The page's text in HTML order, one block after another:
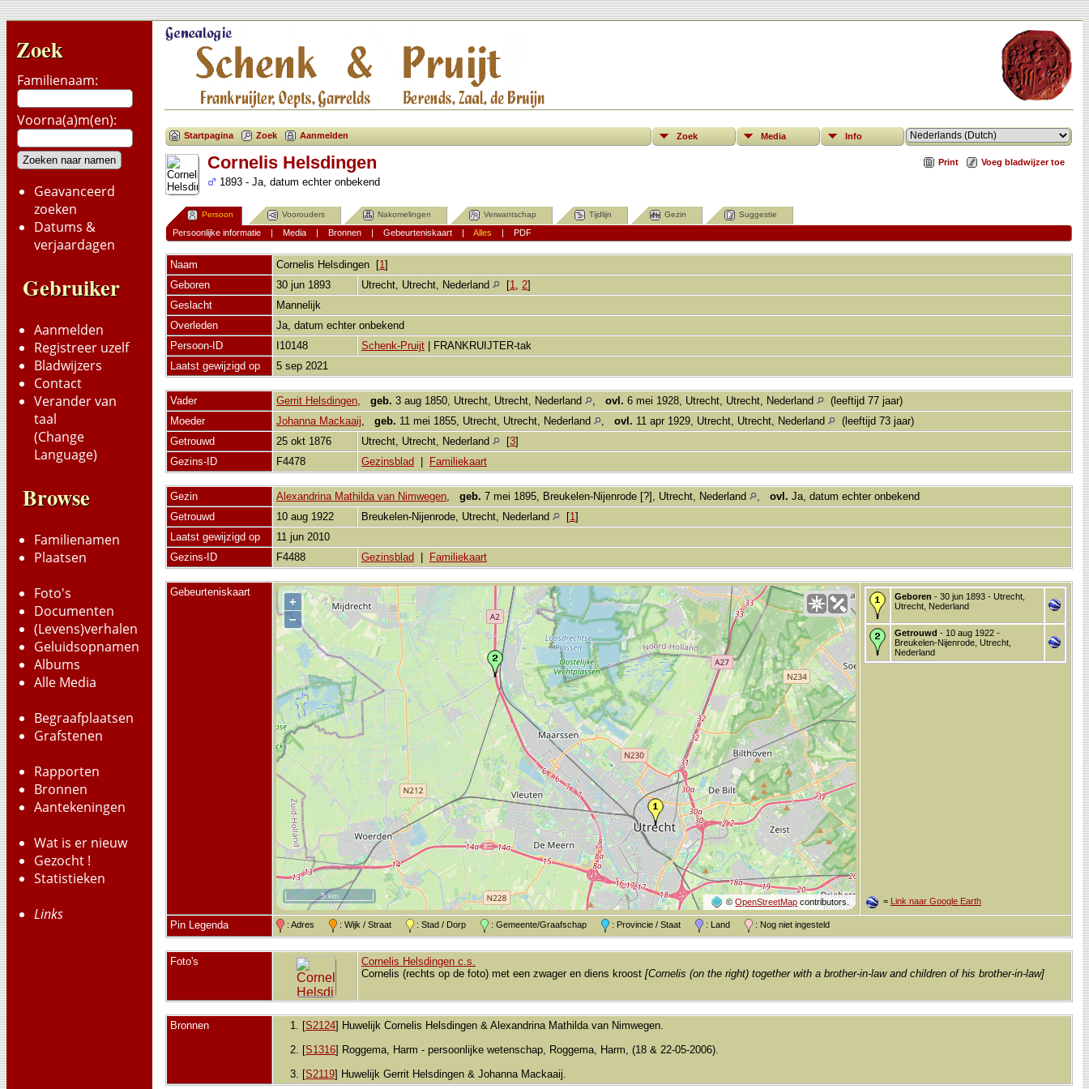
Zoek
Familienaam:
Voorna(a)m(en):
Geavanceerd
zoeken
Datums &
verjaardagen
Gebruiker
Aanmelden
Registreer uzelf
Bladwijzers
Contact
Verander van
taal
(Change
Language)
Browse
Familienamen
Plaatsen
Foto's
Documenten
(Levens)verhalen
Geluidsopnamen
Albums
Alle Media
Begraafplaatsen
Grafstenen
Rapporten
Bronnen
Aantekeningen
Wat is er nieuw
Gezocht !
Statistieken
Links
Startpagina Zoek Aanmelden Zoek Media Info
Print Voeg bladwijzer toe
Cornelis Helsdingen
1893 - Ja, datum echter onbekend
Persoon Voorouders Nakomelingen Verwantschap Tijdlijn Gezin Suggestie
Persoonlijke informatie| Media| Bronnen| Gebeurteniskaart| Alles PDF
Naam Cornelis Helsdingen [1]
Geboren
30 jun 1893 Utrecht, Utrecht, Nederland [1 2]
Geslacht
Mannelijk
Overleden
Ja, datum echter onbekend
Persoon-ID
I10148 Schenk-Pruijt | FRANKRUIJTER-tak
Laatst gewijzigd op
5 sep 2021
Vader Gerrit Helsdingen geb. 3 aug 1850, Utrecht, Utrecht, Nederland ovl. 6 mei 1928, Utrecht, Utrecht, Nederland
(leeftijd 77 jaar)
Moeder
Johanna Mackaaij geb. 11 mei 1855, Utrecht, Utrecht, Nederland ovl. 11 apr 1929, Utrecht, Utrecht, Nederland
(leeftijd 73 jaar)
Getrouwd
25 okt 1876 Utrecht, Utrecht, Nederland [3]
Gezins-ID
F4478 Gezinsblad | Familiekaart
Gezin Alexandrina Mathilda van Nimwegen geb. 7 mei 1895, Breukelen-Nijenrode [?], Utrecht, Nederland ovl. Ja, datum echter onbekend
Getrouwd
10 aug 1922 Breukelen-Nijenrode, Utrecht, Nederland [1]
Laatst gewijzigd op
11 jun 2010
Gezins-ID
F4488 Gezinsblad | Familiekaart
Gebeurteniskaart
+
−
©OpenStreetMap contributors.
5 km
Geboren - 30 jun 1893 - Utrecht,
Utrecht, Nederland
Getrouwd - 10 aug 1922 -
Breukelen-Nijenrode, Utrecht,
Nederland
= Link naar Google Earth
Pin Legenda : Adres : Wijk / Straat : Stad / Dorp : Gemeente/Graafschap : Provincie / Staat : Land : Nog niet ingesteld
Foto's
Cornelis Helsdingen c.s.
Cornelis (rechts op de foto) met een zwager en diens kroost [Cornelis (on the right) together with a brother-in-law and children of his brother-in-law]
Bronnen [S2124] Huwelijk Cornelis Helsdingen & Alexandrina Mathilda van Nimwegen.
[S1316] Roggema, Harm - persoonlijke wetenschap, Roggema, Harm, (18 & 22-05-2006).
[S2119] Huwelijk Gerrit Helsdingen & Johanna Mackaaij.